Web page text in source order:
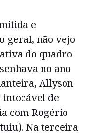
e
geral, não vejo
do quadro
no ano
Allyson
de
com Rogério
Na terceira